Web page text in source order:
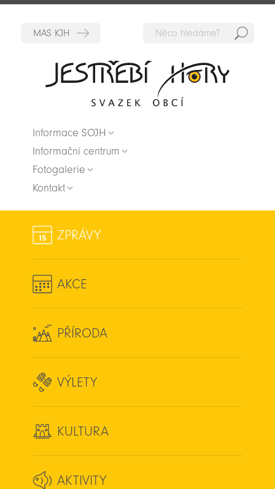
Informace SOJH
Informační centrum
Fotogalerie
Kontakt
ZPRÁVY
AKCE
PŘÍRODA
VÝLETY
KULTURA
AKTIVITY